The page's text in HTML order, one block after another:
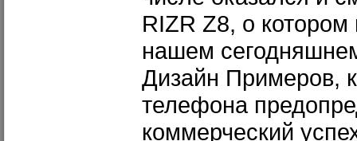
RIZR Z8, о котором
нашем
Дизайн Примеров,
телефона
коммерческий